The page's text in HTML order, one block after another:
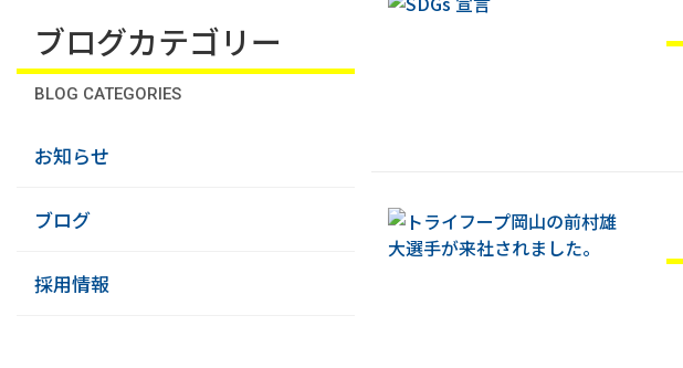
ブログカテゴリー
BLOG CATEGORIES
お知らせ
ブログ
採用情報